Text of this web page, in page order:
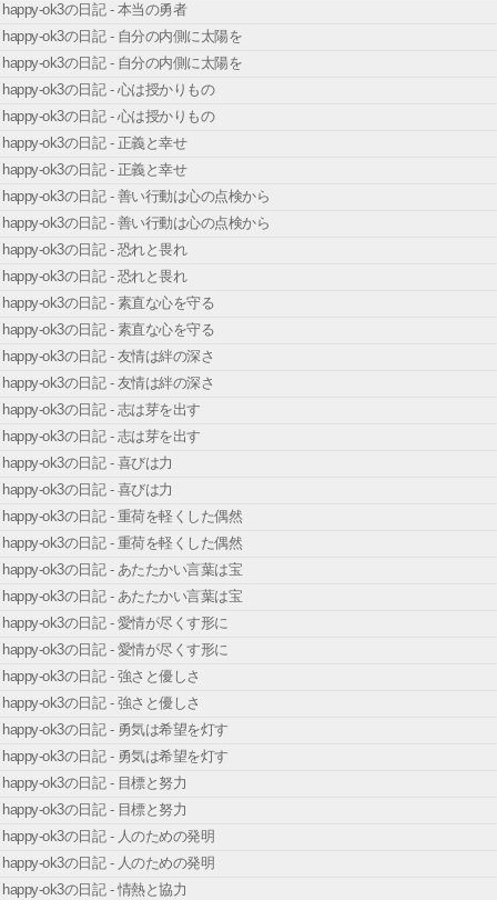
happy-ok3の日記 - 本当の勇者
happy-ok3の日記 - 自分の内側に太陽を
happy-ok3の日記 - 自分の内側に太陽を
happy-ok3の日記 - 心は授かりもの
happy-ok3の日記 - 心は授かりもの
happy-ok3の日記 - 正義と幸せ
happy-ok3の日記 - 正義と幸せ
happy-ok3の日記 - 善い行動は心の点検から
happy-ok3の日記 - 善い行動は心の点検から
happy-ok3の日記 - 恐れと畏れ
happy-ok3の日記 - 恐れと畏れ
happy-ok3の日記 - 素直な心を守る
happy-ok3の日記 - 素直な心を守る
happy-ok3の日記 - 友情は絆の深さ
happy-ok3の日記 - 友情は絆の深さ
happy-ok3の日記 - 志は芽を出す
happy-ok3の日記 - 志は芽を出す
happy-ok3の日記 - 喜びは力
happy-ok3の日記 - 喜びは力
happy-ok3の日記 - 重荷を軽くした偶然
happy-ok3の日記 - 重荷を軽くした偶然
happy-ok3の日記 - あたたかい言葉は宝
happy-ok3の日記 - あたたかい言葉は宝
happy-ok3の日記 - 愛情が尽くす形に
happy-ok3の日記 - 愛情が尽くす形に
happy-ok3の日記 - 強さと優しさ
happy-ok3の日記 - 強さと優しさ
happy-ok3の日記 - 勇気は希望を灯す
happy-ok3の日記 - 勇気は希望を灯す
happy-ok3の日記 - 目標と努力
happy-ok3の日記 - 目標と努力
happy-ok3の日記 - 人のための発明
happy-ok3の日記 - 人のための発明
happy-ok3の日記 - 情熱と協力